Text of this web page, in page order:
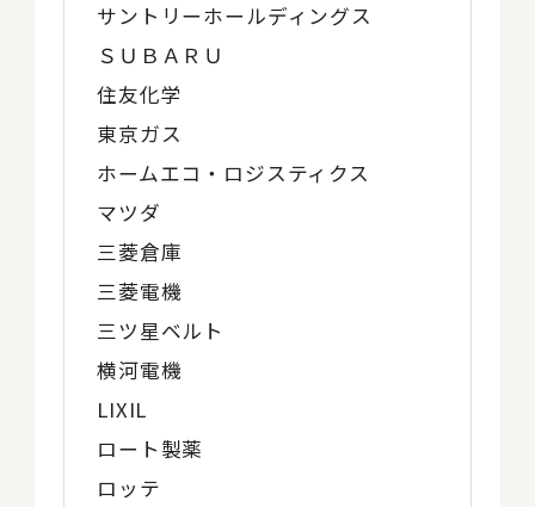
サントリーホールディングス
ＳＵＢＡＲＵ
住友化学
東京ガス
ホームエコ・ロジスティクス
マツダ
三菱倉庫
三菱電機
三ツ星ベルト
横河電機
LIXIL
ロート製薬
ロッテ